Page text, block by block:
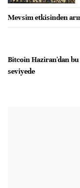
Mevsim etkisinden
Bitcoin Haziran'dan
seviyede